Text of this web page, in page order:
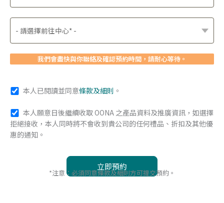
我們會盡快與你聯絡及確認預約時間，請耐心等待。
本人已閱讀並同意條款及細則 。
本人願意日後繼續收取 OONA 之產品資料及推廣資訊，如選擇
拒絕接收，本人同時將不會收到貴公司的任何禮品、折扣及其他優
惠的通知。
*注意：必須同意條款及細則方可提交預約。